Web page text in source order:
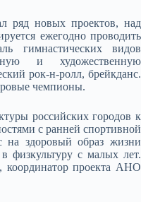
ряд новых проектов, над
ежегодно проводить
гимнастических видов
и художественную
рок-н-ролл, брейкданс.
чемпионы.
российских городов к
с ранней спортивной
на здоровый образ жизни
физкультуру с малых лет.
координатор проекта АНО